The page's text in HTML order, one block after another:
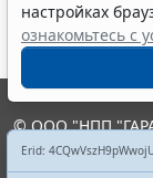
настройках
ознакомьтесь с
Erid:
© ООО "НПП
выпускается с
являются